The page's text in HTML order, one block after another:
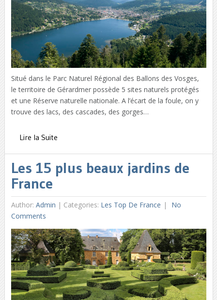
Situé dans le Parc Naturel Régional des Ballons des Vosges,
le territoire de Gérardmer possède 5 sites naturels protégés
et une Réserve naturelle nationale. A l’écart de la foule, on y
trouve des lacs, des cascades, des gorges…
Lire la Suite
Les 15 plus beaux jardins de
France
Author: Admin | Categories: Les Top De France
No
Comments